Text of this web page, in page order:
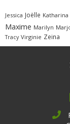
Jessica Joëlle Katharina
Maxime Marilyn
Tracy Virginie Zeina